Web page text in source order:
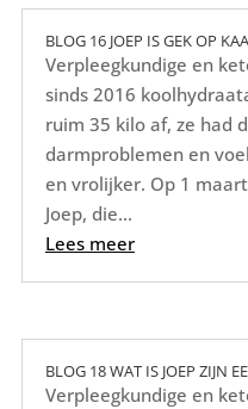
BLOG 16 JOEP IS GEK OP
Verpleegkundige en
sinds 2016
ruim 35 kilo af, ze had
darmproblemen en
en vrolijker. Op 1
Joep, die...
Lees meer
BLOG 18 WAT IS JOEP ZIJN
Verpleegkundige en